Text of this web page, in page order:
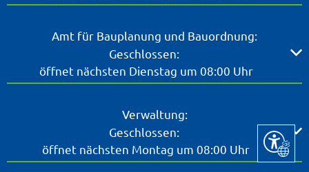
Amt für Bauplanung und Bauordnung:
Klicken, um weitere Öffnungs- oder Schließzeiten
Geschlossen:
öffnet nächsten Dienstag um 08:00 Uhr
Verwaltung:
Klicken, um weitere Öffnungs- oder Schließzeiten
Geschlossen:
öffnet nächsten Montag um 08:00 Uhr
Seite